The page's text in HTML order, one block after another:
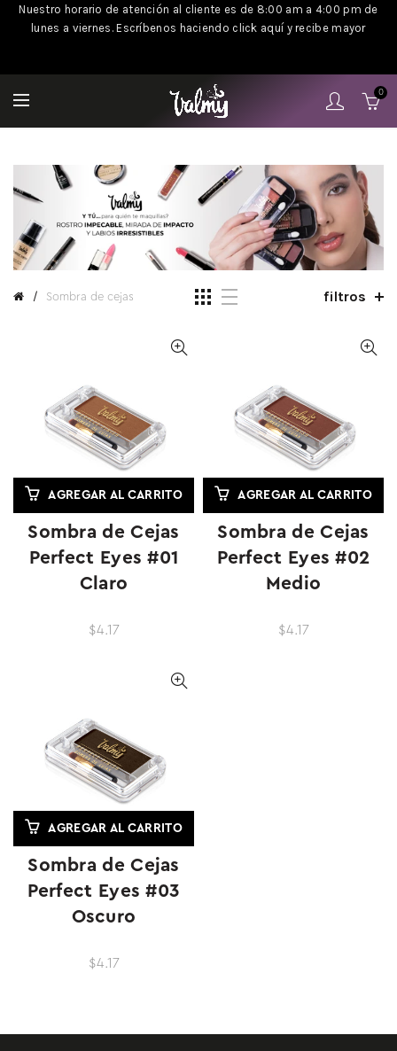
Nuestro horario de atención al cliente es de 8:00 am a 4:00 pm de
lunes a viernes. Escríbenos haciendo click aquí y recibe mayor
0
Sombra de cejas filtros
AGREGAR AL CARRITO
Sombra de Cejas
Perfect Eyes #01
Claro
$4.17
AGREGAR AL CARRITO
Sombra de Cejas
Perfect Eyes #02
Medio
$4.17
AGREGAR AL CARRITO
Sombra de Cejas
Perfect Eyes #03
Oscuro
$4.17